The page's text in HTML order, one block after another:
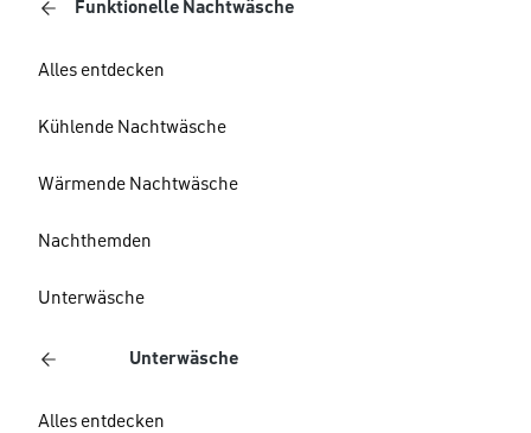
Funktionelle Nachtwäsche
Alles entdecken
Kühlende Nachtwäsche
Wärmende Nachtwäsche
Nachthemden
Unterwäsche
Unterwäsche
Alles entdecken